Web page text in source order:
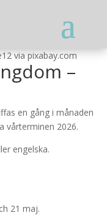
via pixabay.com
–
en gång i månaden
vårterminen 2026.
engelska.
21 maj.